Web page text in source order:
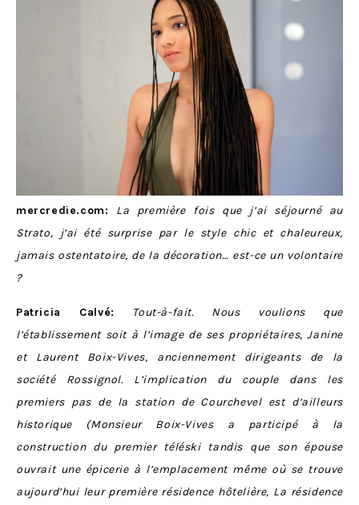
mercredie.com: La première fois que j’ai séjourné au
Strato, j’ai été surprise par le style chic et chaleureux,
jamais ostentatoire, de la décoration… est-ce un volontaire
?
Patricia Calvé:
Tout-à-fait. Nous voulions que
l’établissement soit à l’image de ses propriétaires, Janine
et Laurent Boix-Vives, anciennement dirigeants de la
société Rossignol. L’implication du couple dans les
premiers pas de la station de Courchevel est d’ailleurs
historique (Monsieur Boix-Vives a participé à la
construction du premier téléski tandis que son épouse
ouvrait une épicerie à l’emplacement même où se trouve
aujourd’hui leur première résidence hôtelière, La résidence